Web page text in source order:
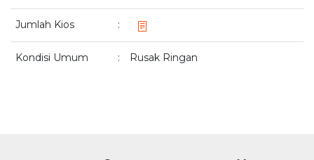
Jumlah Kios :
Kondisi Umum : Rusak Ringan